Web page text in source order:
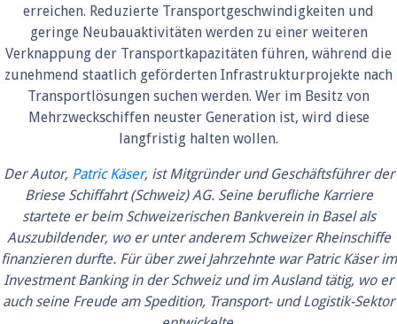
erreichen. Reduzierte Transportgeschwindigkeiten und
geringe Neubauaktivitäten werden zu einer weiteren
Verknappung der Transportkapazitäten führen, während die
zunehmend staatlich geförderten Infrastrukturprojekte nach
Transportlösungen suchen werden. Wer im Besitz von
Mehrzweckschiffen neuster Generation ist, wird diese
langfristig halten wollen.
Der Autor, Patric Käser, ist Mitgründer und Geschäftsführer der
Briese Schiffahrt (Schweiz) AG. Seine berufliche Karriere
startete er beim Schweizerischen Bankverein in Basel als
Auszubildender, wo er unter anderem Schweizer Rheinschiffe
finanzieren durfte. Für über zwei Jahrzehnte war Patric Käser im
Investment Banking in der Schweiz und im Ausland tätig, wo er
auch seine Freude am Spedition, Transport- und Logistik-Sektor